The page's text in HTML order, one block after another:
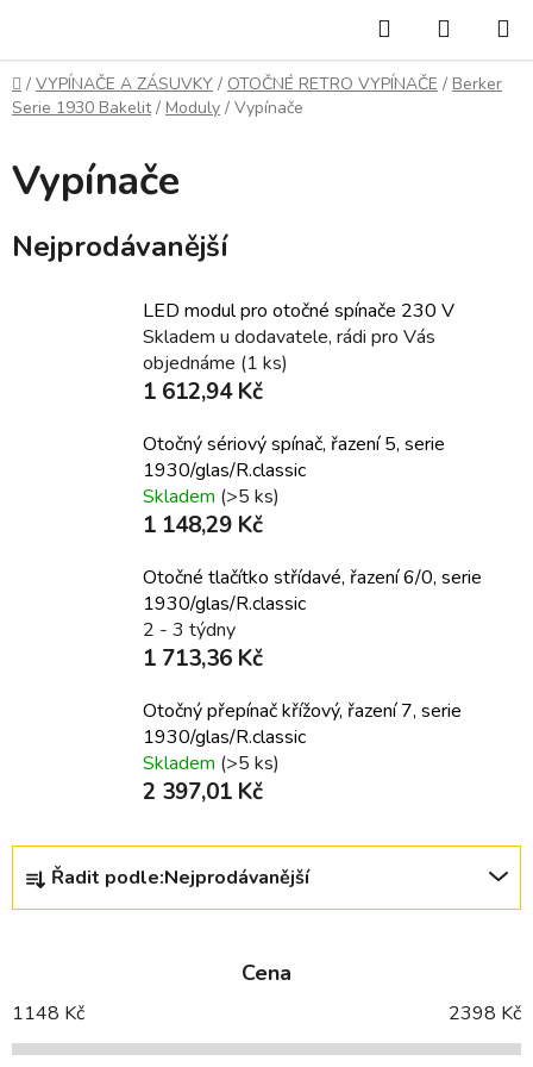
obsah
Hledat
KOŠÍK
Domů
/ VYPÍNAČE A ZÁSUVKY / OTOČNÉ RETRO VYPÍNAČE / Berker
Serie 1930 Bakelit / Moduly / Vypínače
Vypínače
Nejprodávanější
LED modul pro otočné spínače 230 V
Skladem u dodavatele, rádi pro Vás
objednáme (1 ks)
1 612,94 Kč
Otočný sériový spínač, řazení 5, serie
1930/glas/R.classic
Skladem (>5 ks)
1 148,29 Kč
Otočné tlačítko střídavé, řazení 6/0, serie
1930/glas/R.classic
2 - 3 týdny
1 713,36 Kč
Otočný přepínač křížový, řazení 7, serie
1930/glas/R.classic
Skladem (>5 ks)
2 397,01 Kč
Ř
z
í
p
Řadit podle:Nejprodávanější
Cena
1148 Kč 2398 Kč